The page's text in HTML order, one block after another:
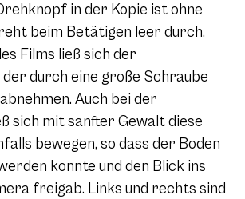
in der Kopie ist ohne
beim Betätigen leer durch.
Films ließ sich der
durch eine große Schraube
Auch bei der
sich mit sanfter Gewalt diese
bewegen, so dass der Boden
konnte und den Blick ins
freigab. Links und rechts sind